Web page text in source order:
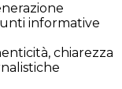
informative
chiarezza